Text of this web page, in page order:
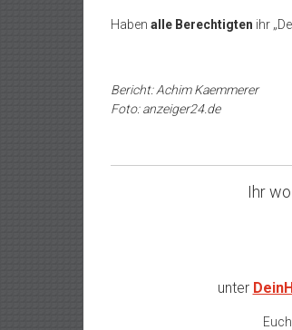
Haben alle Berechtigten ihr
Bericht: Achim Kaemmerer
Foto: anzeiger24.de
Ihr
unter